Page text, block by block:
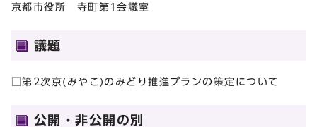
京都市役所 寺町第1会議室
議題
□第2次京(みやこ)のみどり推進プランの策定について
公開・非公開の別